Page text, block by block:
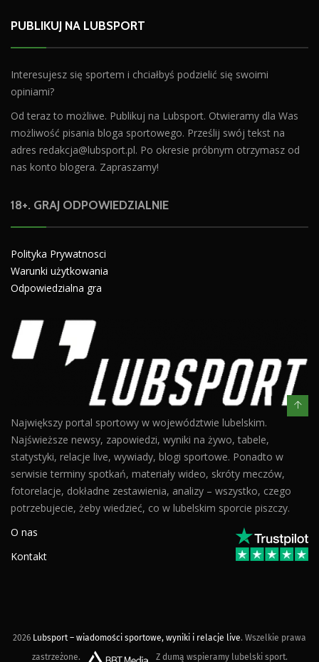
PUBLIKUJ NA LUBSPORT
Interesujesz się sportem i chciałbyś podzielić się swoimi
opiniami?
Od teraz to możliwe. Publikuj na Lubsport. Otwieramy dla Was
możliwość pisania bloga sportowego. Prześlij swój tekst na
adres redakcja@lubsport.pl. Po okresie próbnym otrzymasz od
nas konto blogera. Zapraszamy!
18+. GRAJ ODPOWIEDZIALNIE
Polityka Prywatnosci
Warunki użytkowania
Odpowiedzialna gra
Największy portal sportowy w województwie lubelskim.
Najświeższe newsy, zapowiedzi, wyniki na żywo, tabele,
statystyki, relacje live, wywiady, blogi sportowe. Ponadto w
serwisie terminy spotkań, materiały wideo, skróty meczów,
fotorelacje, dokładne zestawienia, analizy – wszystko, czego
potrzebujecie, żeby wiedzieć, co w lubelskim sporcie piszczy.
O nas
Kontakt
2026 Lubsport – wiadomości sportowe, wyniki i relacje live. Wszelkie prawa
zastrzeżone.
Z dumą wspieramy lubelski sport.